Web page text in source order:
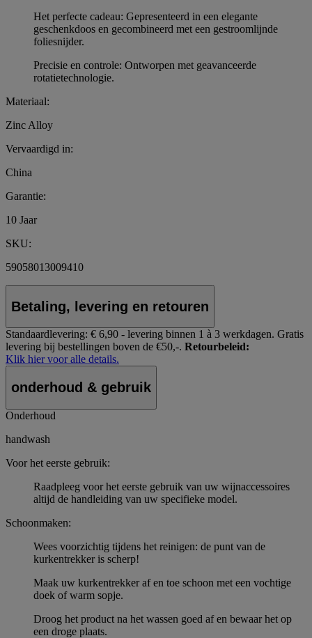
Het perfecte cadeau: Gepresenteerd in een elegante
geschenkdoos en gecombineerd met een gestroomlijnde
foliesnijder.
Precisie en controle: Ontworpen met geavanceerde
rotatietechnologie.
Materiaal:
Zinc Alloy
Vervaardigd in:
China
Garantie:
10 Jaar
SKU:
59058013009410
Betaling, levering en retouren
Standaardlevering: € 6,90 - levering binnen 1 à 3 werkdagen. Gratis
levering bij bestellingen boven de €50,-. Retourbeleid:
Klik hier voor alle details.
onderhoud & gebruik
Onderhoud
handwash
Voor het eerste gebruik:
Raadpleeg voor het eerste gebruik van uw wijnaccessoires
altijd de handleiding van uw specifieke model.
Schoonmaken:
Wees voorzichtig tijdens het reinigen: de punt van de
kurkentrekker is scherp!
Maak uw kurkentrekker af en toe schoon met een vochtige
doek of warm sopje.
Droog het product na het wassen goed af en bewaar het op
een droge plaats.